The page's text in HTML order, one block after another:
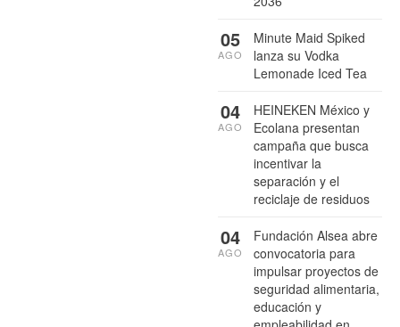
Minute Maid Spiked
lanza su Vodka
Lemonade Iced Tea
05
AGO
HEINEKEN México y
Ecolana presentan
campaña que busca
incentivar la
separación y el
reciclaje de residuos
04
AGO
Fundación Alsea abre
convocatoria para
impulsar proyectos de
seguridad alimentaria,
educación y
04
AGO